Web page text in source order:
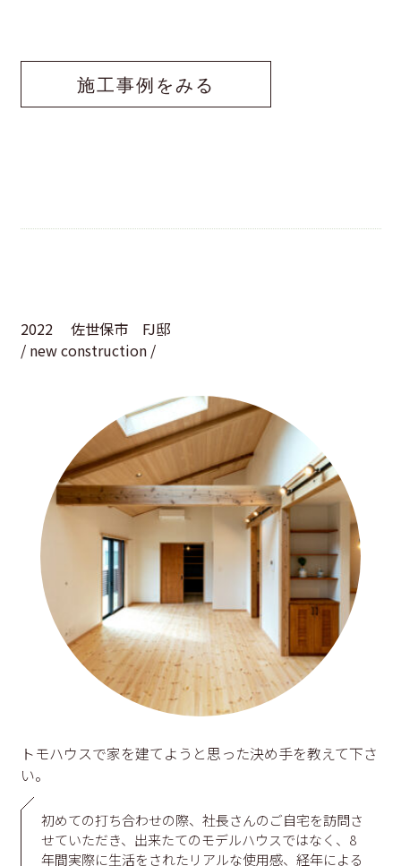
施工事例をみる
2022
佐世保市 FJ邸
/ new construction /
トモハウスで家を建てようと思った決め手を教えて下さ
い。
初めての打ち合わせの際、社長さんのご自宅を訪問さ
せていただき、出来たてのモデルハウスではなく、8
年間実際に生活をされたリアルな使用感、経年による